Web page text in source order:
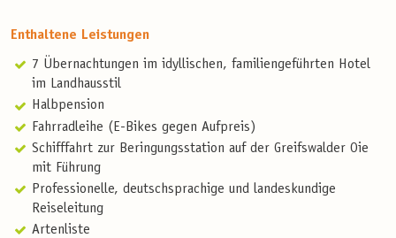
Enthaltene Leistungen
7 Übernachtungen im idyllischen, familiengeführten Hotel
im Landhausstil
Halbpension
Fahrradleihe (E-Bikes gegen Aufpreis)
Schifffahrt zur Beringungsstation auf der Greifswalder Oie
mit Führung
Professionelle, deutschsprachige und landeskundige
Reiseleitung
Artenliste